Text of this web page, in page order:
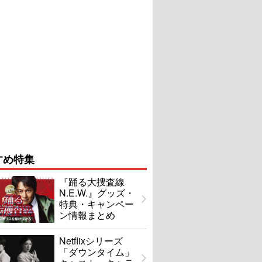
特集
『踊る大捜査線
N.E.W.』グッズ・
特典・キャンペー
ン情報まとめ
Netflixシリーズ
「ダウンタイム」